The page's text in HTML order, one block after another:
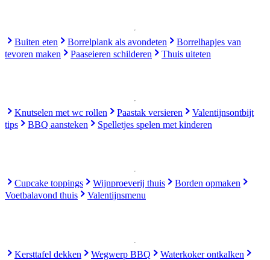
Buiten eten Borrelplank als avondeten
Borrelhapjes van
tevoren maken
Paaseieren schilderen Thuis uiteten
Knutselen met wc rollen Paastak versieren
Valentijnsontbijt
tips
BBQ aansteken Spelletjes spelen met kinderen
Cupcake toppings Wijnproeverij thuis
Borden opmaken
Voetbalavond thuis
Valentijnsmenu
Kersttafel dekken Wegwerp BBQ
Waterkoker ontkalken